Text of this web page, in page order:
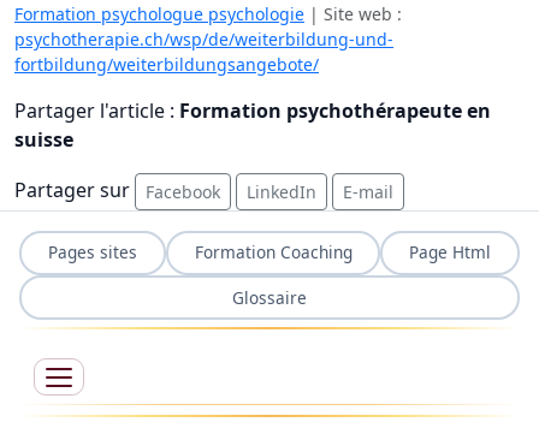
Formation psychologue psychologie | Site web :
psychotherapie.ch/wsp/de/weiterbildung-und-
fortbildung/weiterbildungsangebote/
Partager l'article : Formation psychothérapeute en
suisse
Partager sur
Facebook LinkedIn E-mail
Pages sites Formation Coaching
Page Html
Glossaire